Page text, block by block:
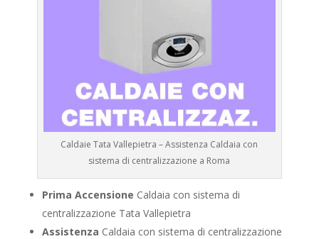
Caldaie Tata Vallepietra – Assistenza Caldaia con
sistema di centralizzazione a Roma
Prima Accensione Caldaia con sistema di
centralizzazione Tata Vallepietra
Assistenza Caldaia con sistema di centralizzazione